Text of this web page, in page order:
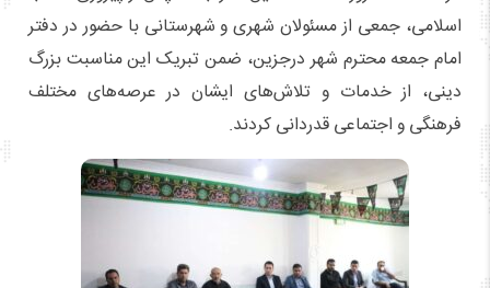
اسلامی، جمعی از مسئولان شهری و شهرستانی با حضور در دفتر
امام جمعه محترم شهر درجزین، ضمن تبریک این مناسبت بزرگ
دینی، از خدمات و تلاش‌های ایشان در عرصه‌های مختلف
فرهنگی و اجتماعی قدردانی کردند.